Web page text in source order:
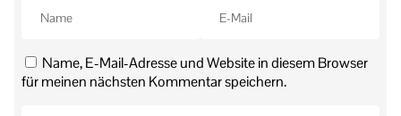
Name, E-Mail-Adresse und Website in diesem Browser
für meinen nächsten Kommentar speichern.